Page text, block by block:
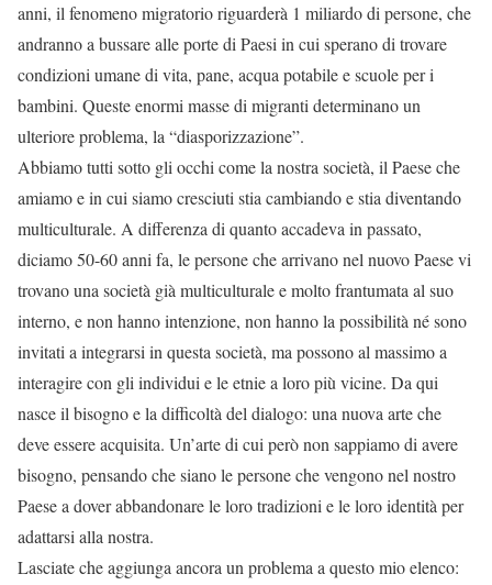
anni, il fenomeno migratorio riguarderà 1 miliardo di persone, che
andranno a bussare alle porte di Paesi in cui sperano di trovare
condizioni umane di vita, pane, acqua potabile e scuole per i
bambini. Queste enormi masse di migranti determinano un
ulteriore problema, la “diasporizzazione”.
Abbiamo tutti sotto gli occhi come la nostra società, il Paese che
amiamo e in cui siamo cresciuti stia cambiando e stia diventando
multiculturale. A differenza di quanto accadeva in passato,
diciamo 50-60 anni fa, le persone che arrivano nel nuovo Paese vi
trovano una società già multiculturale e molto frantumata al suo
interno, e non hanno intenzione, non hanno la possibilità né sono
invitati a integrarsi in questa società, ma possono al massimo a
interagire con gli individui e le etnie a loro più vicine. Da qui
nasce il bisogno e la difficoltà del dialogo: una nuova arte che
deve essere acquisita. Un’arte di cui però non sappiamo di avere
bisogno, pensando che siano le persone che vengono nel nostro
Paese a dover abbandonare le loro tradizioni e le loro identità per
adattarsi alla nostra.
Lasciate che aggiunga ancora un problema a questo mio elenco: